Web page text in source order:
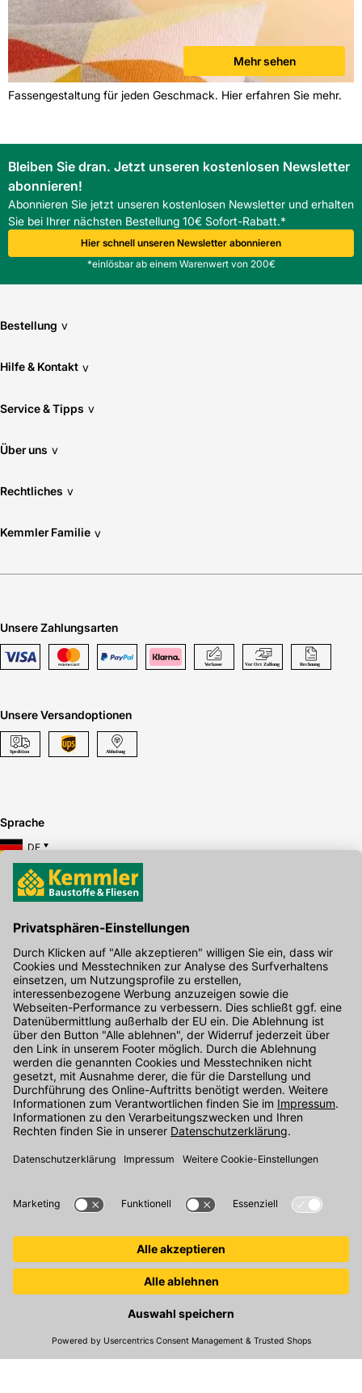
Mehr sehen
Fassengestaltung für jeden Geschmack. Hier erfahren Sie mehr.
Bleiben Sie dran. Jetzt unseren kostenlosen Newsletter
abonnieren!
Abonnieren Sie jetzt unseren kostenlosen Newsletter und erhalten
Sie bei Ihrer nächsten Bestellung 10€ Sofort-Rabatt.*
Hier schnell unseren Newsletter abonnieren
*einlösbar ab einem Warenwert von 200€
Bestellung v
Hilfe & Kontakt v
Service & Tipps v
Über uns v
Rechtliches v
Kemmler Familie v
Unsere Zahlungsarten
Unsere Versandoptionen
Sprache
DE
Hier gibt's die kostenlose App
Kontakt
Unser Onlineshop Team ist montags bis freitags von 08:00 - 17:00
Uhr unter der Telefonnummer07071 / 151-151für Sie erreichbar.
Alternativ können Sie unser Kontaktformular nutzen.
Den Kontakt direkt in unsere Niederlassungen finden Sie
© 2026 Kemmler Baustoffe GmbH